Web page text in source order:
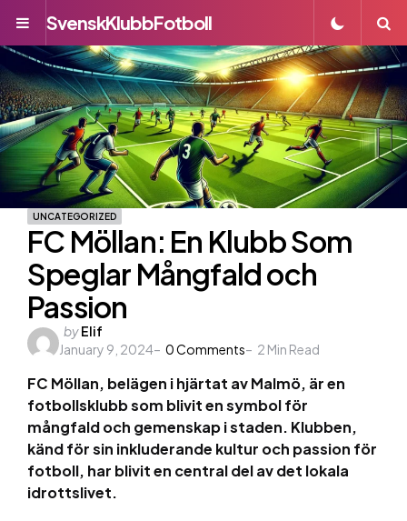
Menu
SvenskKlubbFotboll
UNCATEGORIZED
FC Möllan: En Klubb Som
Speglar Mångfald och
Passion
Posted
by
byElif
January 9, 2024
0Comments 2 Min Read
FC Möllan, belägen i hjärtat av Malmö, är en
fotbollsklubb som blivit en symbol för
mångfald och gemenskap i staden. Klubben,
känd för sin inkluderande kultur och passion för
fotboll, har blivit en central del av det lokala
idrottslivet.